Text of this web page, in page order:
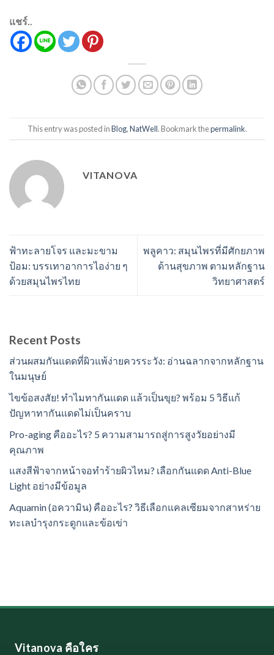
แชร์..
This entry was posted inBlog,NatWell. Bookmark thepermalink.
VITANOVA
ฟ้าทะลายโจร และมะขาม
ป้อม: บรรเทาอาการไอง่าย ๆ
ด้วยสมุนไพรไทย
พลูคาว: สมุนไพรที่มีศักยภาพ
ด้านสุขภาพ ตามหลักฐาน
วิทยาศาสตร์
Recent Posts
ส่วนผสมกันแดดที่ผิวแพ้ง่ายควรระวัง: อ่านฉลากจากหลักฐาน
ในมนุษย์
ไขข้อสงสัย! ทำไมทากันแดด แล้วเป็นขุย? พร้อม 5 วิธีแก้
ปัญหาทากันแดดไม่เป็นคราบ
Pro-aging คืออะไร? 5 ความสามารถสู่การสูงวัยอย่างมี
คุณภาพ
แสงสีฟ้าจากหน้าจอทำร้ายผิวไหม? เลือกกันแดด Anti-Blue
Light อย่างมีข้อมูล
Aquamin (อความิน) คืออะไร? วิธีเลือกแคลเซียมจากสาหร่าย
ทะเลบำรุงกระดูกและข้อเข่า
Vitanova คือใคร